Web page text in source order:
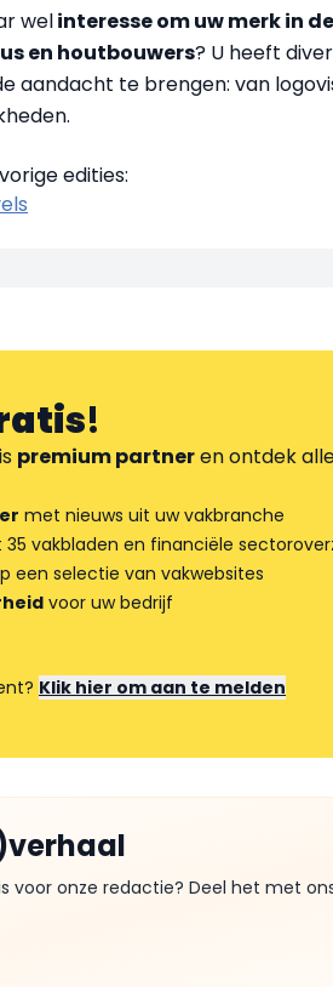
welinteresse om uw merk in
en houtbouwers? U heeft
aandacht te brengen: van
edities:
!
premium partneren ontdek
met nieuws uit uw vakbranche
35 vakbladen en financiële
een selectie van vakwebsites
voor uw bedrijf
Klik hier om aan te melden
voor onze redactie? Deel het met